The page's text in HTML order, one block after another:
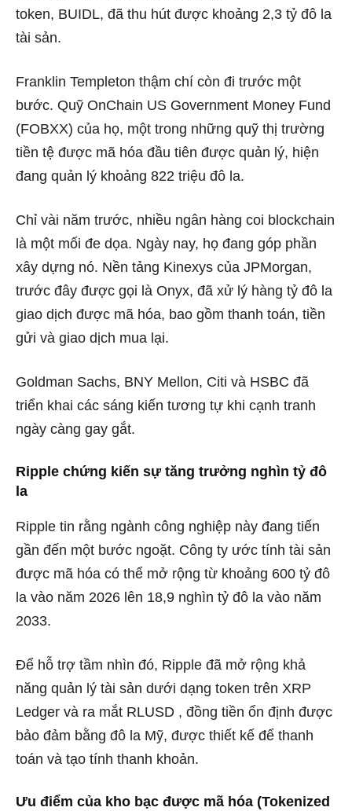
token, BUIDL, đã thu hút được khoảng 2,3 tỷ đô la
tài sản.
Franklin Templeton thậm chí còn đi trước một
bước. Quỹ OnChain US Government Money Fund
(FOBXX) của họ, một trong những quỹ thị trường
tiền tệ được mã hóa đầu tiên được quản lý, hiện
đang quản lý khoảng 822 triệu đô la.
Chỉ vài năm trước, nhiều ngân hàng coi blockchain
là một mối đe dọa. Ngày nay, họ đang góp phần
xây dựng nó. Nền tảng Kinexys của JPMorgan,
trước đây được gọi là Onyx, đã xử lý hàng tỷ đô la
giao dịch được mã hóa, bao gồm thanh toán, tiền
gửi và giao dịch mua lại.
Goldman Sachs, BNY Mellon, Citi và HSBC đã
triển khai các sáng kiến ​​tương tự khi cạnh tranh
ngày càng gay gắt.
Ripple chứng kiến ​​sự tăng trưởng nghìn tỷ đô
la
Ripple tin rằng ngành công nghiệp này đang tiến
gần đến một bước ngoặt. Công ty ước tính tài sản
được mã hóa có thể mở rộng từ khoảng 600 tỷ đô
la vào năm 2026 lên 18,9 nghìn tỷ đô la vào năm
2033.
Để hỗ trợ tầm nhìn đó, Ripple đã mở rộng khả
năng quản lý tài sản dưới dạng token trên XRP
Ledger và ra mắt RLUSD , đồng tiền ổn định được
bảo đảm bằng đô la Mỹ, được thiết kế để thanh
toán và tạo tính thanh khoản.
Ưu điểm của kho bạc được mã hóa (Tokenized